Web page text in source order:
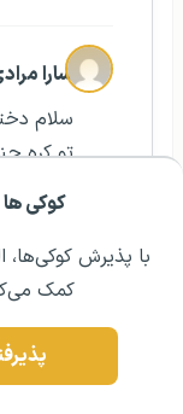
کوکی
با پذیرش کوکی‌ها،
کمک
مشــاوره اولیه رایگان:
سارا
سلام
تو کره
مریم
سلام